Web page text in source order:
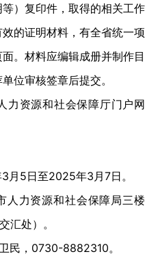
）复印件，取得的相关工作
的证明材料，有全省统一项
。材料应编辑成册并制作目
位审核签章后提交。
资源和社会保障厅门户网
5日至2025年3月7日。
力资源和社会保障局三楼
汇处）。
，0730-8882310。